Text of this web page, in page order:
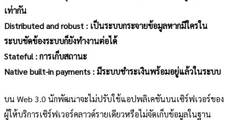
เท่ากัน
Distributed and robust : เป็นระบบกระจายข้อมูลหากมีใครใน
ระบบขัดข้องระบบก็ยังทำงานต่อได้
Stateful : การเก็บสถานะ
Native built-in payments : มีระบบชำระเงินพร้อมอยู่แล้วในระบบ
บน Web 3.0 นักพัฒนาจะไม่ปรับใช้แอปพลิเคชันบนเซิร์ฟเวอร์ของ
ผู้ให้บริการเซิร์ฟเวอร์คลาวด์รายเดียวหรือไม่จัดเก็บข้อมูลในฐาน